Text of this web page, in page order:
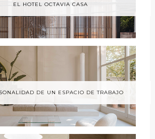
EL HOTEL OCTAVIA CASA
DE UN ESPACIO DE TRABAJO